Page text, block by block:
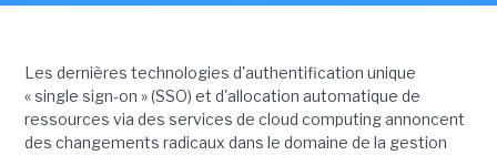
Les dernières technologies d'authentification unique
« single sign-on » (SSO) et d'allocation automatique de
ressources via des services de cloud computing annoncent
des changements radicaux dans le domaine de la gestion